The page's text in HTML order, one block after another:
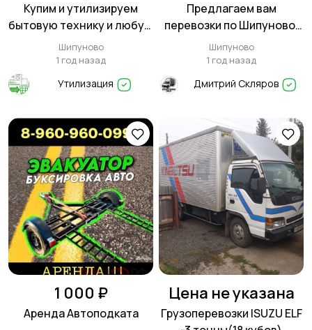
Купим и утилизируем
бытовую технику и любую
электронику
Шипуново
1 год назад
Утилизация
Предлагаем вам
перевозки по Шипуново,
району, краю
Шипуново
1 год назад
Дмитрий Скляров
1 000 ₽
Аренда Автоподката
Цена не указана
Грузоперевозки ISUZU ELF